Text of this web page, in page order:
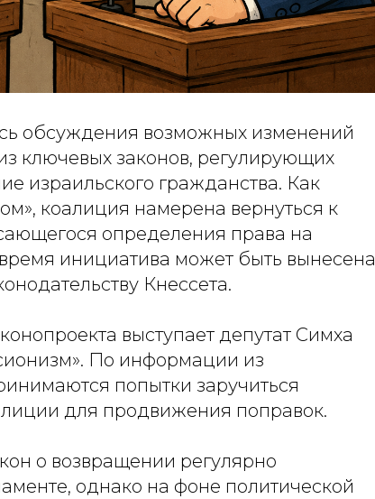
обсуждения возможных изменений
ключевых законов, регулирующих
израильского гражданства. Как
коалиция намерена вернуться к
определения права на
инициатива может быть вынесена
Кнессета.
выступает депутат Симха
По информации из
попытки заручиться
для продвижения поправок.
о возвращении регулярно
однако на фоне политической